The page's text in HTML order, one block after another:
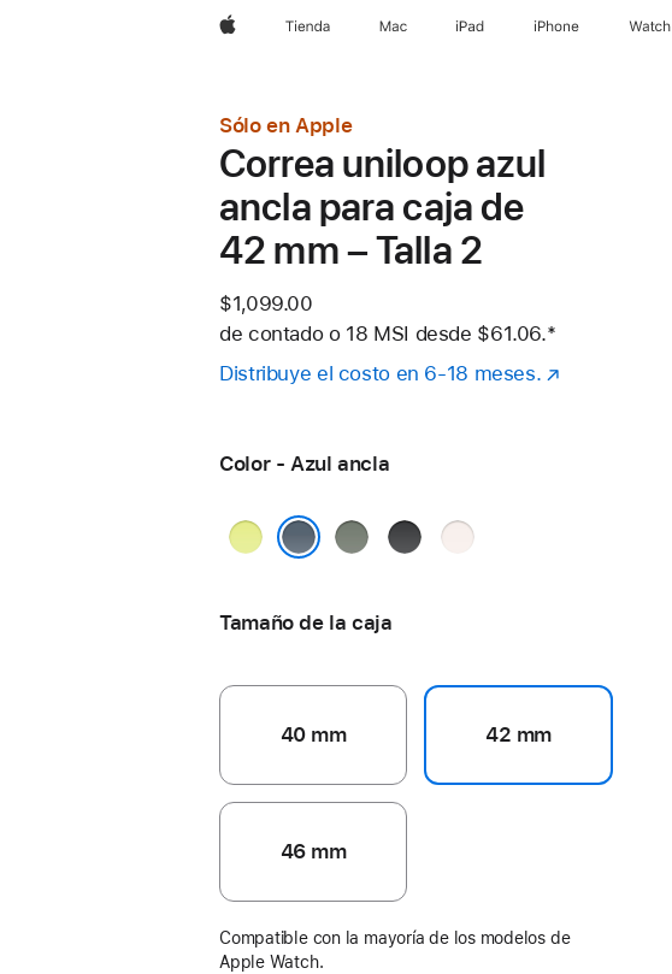
AppleTienda Mac iPad iPhone Watch
Sólo en Apple
Correa uniloop azul
ancla para caja de
42 mm – Talla 2
$1,099.00
de contado o 18 MSI desde $61.06.Nota al pie
*
Distribuye el costo en 6-18 meses.
Color - Azul ancla
Amarillo
Gris
NegroRosa
Tamaño de la caja
40 mm 42 mm
46 mm
Compatible con la mayoría de los modelos de
Apple Watch.